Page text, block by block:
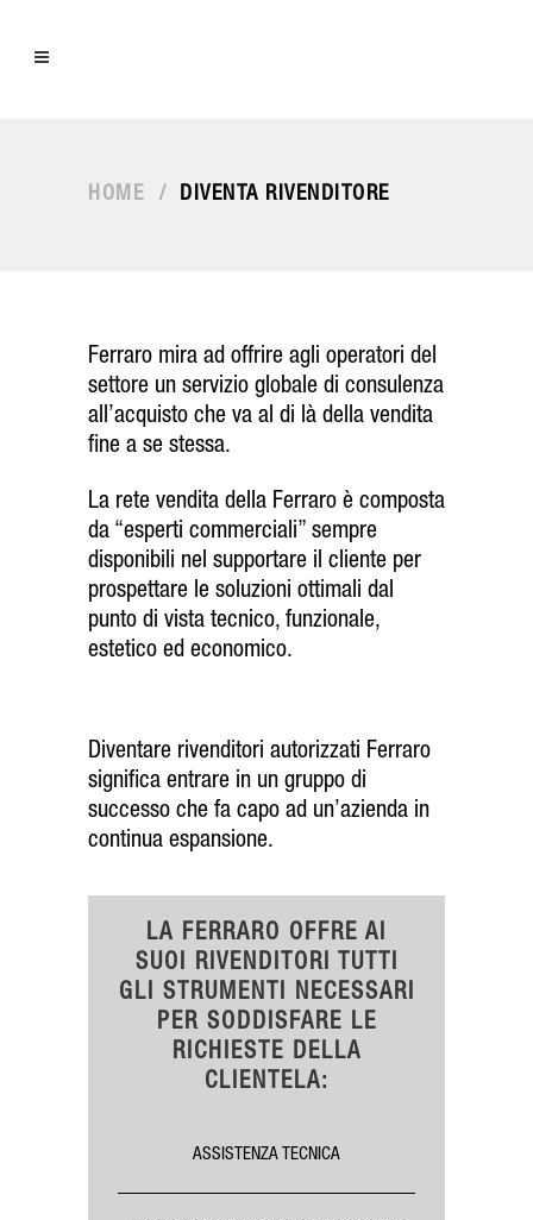
HOME / DIVENTA RIVENDITORE
Ferraro mira ad offrire agli operatori del
settore un servizio globale di consulenza
all’acquisto che va al di là della vendita
fine a se stessa.
La rete vendita della Ferraro è composta
da “esperti commerciali” sempre
disponibili nel supportare il cliente per
prospettare le soluzioni ottimali dal
punto di vista tecnico, funzionale,
estetico ed economico.
Diventare rivenditori autorizzati Ferraro
significa entrare in un gruppo di
successo che fa capo ad un’azienda in
continua espansione.
LA FERRARO OFFRE AI
SUOI RIVENDITORI TUTTI
GLI STRUMENTI NECESSARI
PER SODDISFARE LE
RICHIESTE DELLA
CLIENTELA:
ASSISTENZA TECNICA